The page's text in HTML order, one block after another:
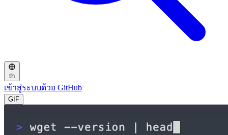
th
เข้าสู่ระบบด้วย GitHub
GIF